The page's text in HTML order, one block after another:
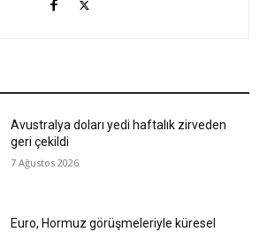
Avustralya doları yedi haftalık zirveden
geri çekildi
7 Ağustos 2026
Euro, Hormuz görüşmeleriyle küresel